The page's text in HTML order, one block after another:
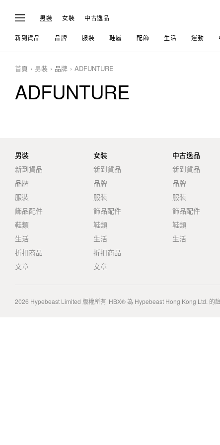
男裝 女裝 中古逸品
新到貨品 品牌 服裝 鞋履 配飾 生活 運動
首頁 男裝 品牌 ADFUNTURE
ADFUNTURE
男裝
新到貨品
品牌
服裝
飾品配件
鞋類
生活
折扣商品
文章
女裝
新到貨品
品牌
服裝
飾品配件
鞋類
生活
折扣商品
文章
中古逸品
新到貨品
品牌
服裝
飾品配件
鞋類
生活
2026 Hypebeast Limited 版權所有 HBX® 為 Hypebeast Hong Kong Ltd. 的